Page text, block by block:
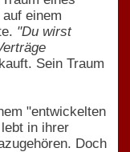
einem
"Du wirst
Sein Traum
"entwickelten
in ihrer
Doch